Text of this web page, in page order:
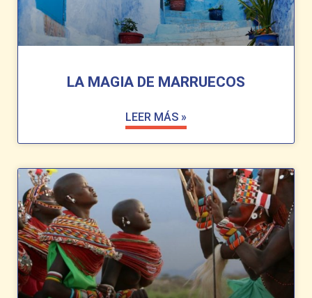
LA MAGIA DE MARRUECOS
LEER MÁS »